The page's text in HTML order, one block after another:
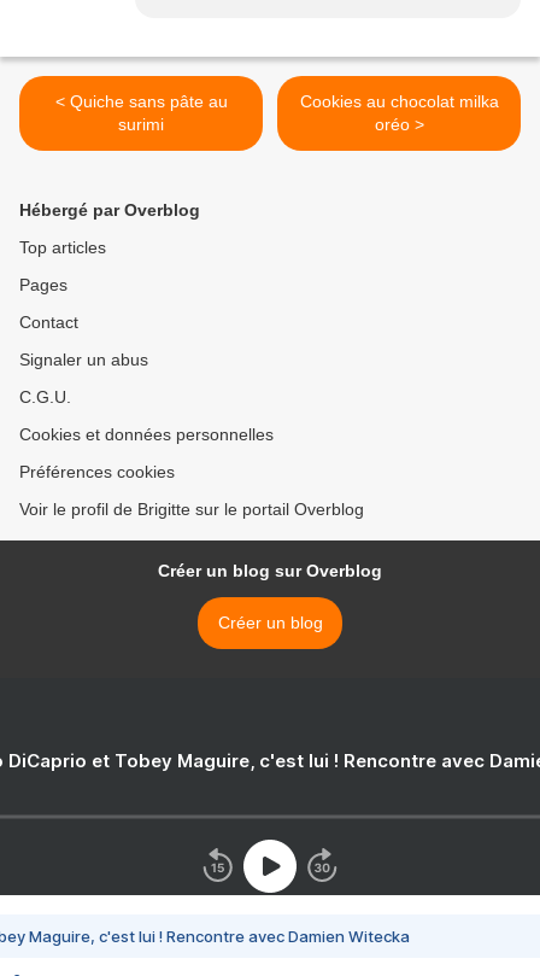
< Quiche sans pâte au
surimi
Cookies au chocolat milka
oréo >
Hébergé par Overblog
Top articles
Pages
Contact
Signaler un abus
C.G.U.
Cookies et données personnelles
Préférences cookies
Voir le profil de Brigitte sur le portail Overblog
Créer un blog sur Overblog
Créer un blog
DiCaprio et Tobey Maguire, c'est lui ! Rencontre avec
Maguire, c'est lui ! Rencontre avec Damien Witecka